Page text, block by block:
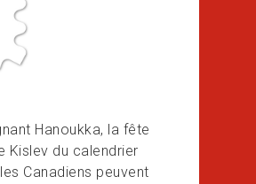
Hanoukka, la fête
Kislev du calendrier
Canadiens peuvent